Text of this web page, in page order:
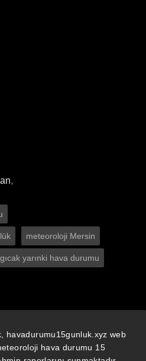
,
meteoroloji Mersin
yarınki hava durumu
, havadurumu15gunluk.xyz web
hava durumu 15